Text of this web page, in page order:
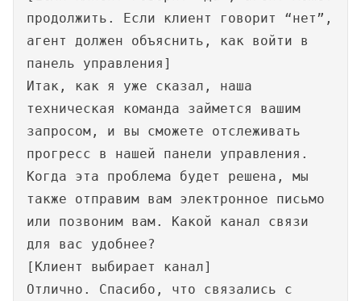
продолжить. Если клиент говорит “нет”,
агент должен объяснить, как войти в
панель управления]
Итак, как я уже сказал, наша
техническая команда займется вашим
запросом, и вы сможете отслеживать
прогресс в нашей панели управления.
Когда эта проблема будет решена, мы
также отправим вам электронное письмо
или позвоним вам. Какой канал связи
для вас удобнее?
[Клиент выбирает канал]
Отлично. Спасибо, что связались с